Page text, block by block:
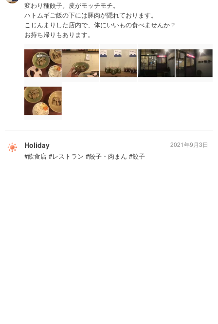
変わり種餃子。皮がモッチモチ。
ハトムギご飯の下には豚肉が隠れております。
こじんまりした店内で、体にいいもの食べませんか？
お持ち帰りもあります。
Holiday
#飲食店 #レストラン #餃子・肉まん #餃子
2021年9月3日